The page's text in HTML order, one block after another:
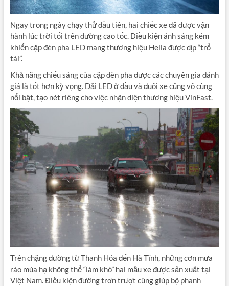
Ngay trong ngày chạy thử đầu tiên, hai chiếc xe đã được vận
hành lúc trời tối trên đường cao tốc. Điều kiện ánh sáng kém
khiến cặp đèn pha LED mang thương hiệu Hella được dịp “trổ
tài”.
Khả năng chiếu sáng của cặp đèn pha được các chuyên gia đánh
giá là tốt hơn kỳ vọng. Dải LED ở đầu và đuôi xe cũng vô cùng
nổi bật, tạo nét riêng cho việc nhận diện thương hiệu VinFast.
Trên chặng đường từ Thanh Hóa đến Hà Tĩnh, những cơn mưa
rào mùa hạ không thể “làm khó” hai mẫu xe được sản xuất tại
Việt Nam. Điều kiện đường trơn trượt cũng giúp bộ phanh